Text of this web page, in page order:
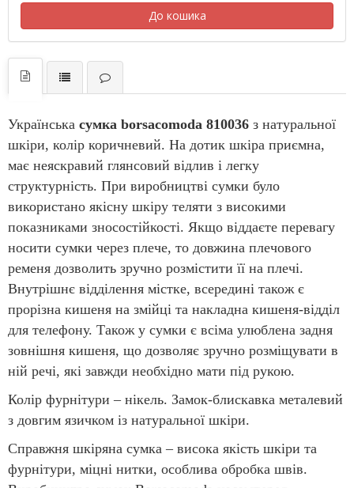
До кошика
Українська сумка borsacomoda 810036 з натуральної
шкіри, колір коричневий. На дотик шкіра приємна,
має неяскравий глянсовий відлив і легку
структурність. При виробництві сумки було
використано якісну шкіру теляти з високими
показниками зносостійкості. Якщо віддаєте перевагу
носити сумки через плече, то довжина плечового
ременя дозволить зручно розмістити її на плечі.
Внутрішнє відділення містке, всередині також є
прорізна кишеня на змійці та накладна кишеня-відділ
для телефону. Також у сумки є всіма улюблена задня
зовнішня кишеня, що дозволяє зручно розміщувати в
ній речі, які завжди необхідно мати під рукою.
Колір фурнітури – нікель. Замок-блискавка металевий
з довгим язичком із натуральної шкіри.
Справжня шкіряна сумка – висока якість шкіри та
фурнітури, міцні нитки, особлива обробка швів.